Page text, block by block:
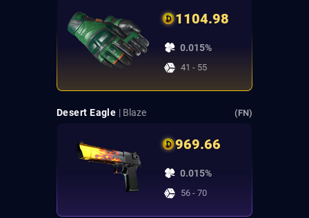
1104.98
0.015%
41 - 55
Desert Eagle | Blaze (FN)
969.66
0.015%
56 - 70